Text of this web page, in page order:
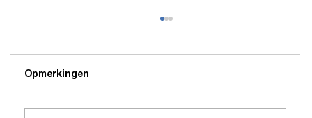
Opmerkingen